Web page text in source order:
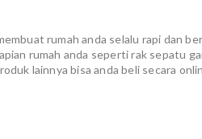
rumah anda selalu rapi dan
rumah anda seperti rak sepatu
lainnya bisa anda beli secara